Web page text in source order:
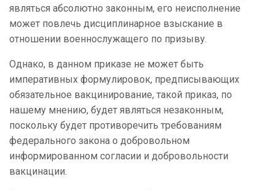
являться абсолютно законным, его неисполнение
может повлечь дисциплинарное взыскание в
отношении военнослужащего по призыву.
Однако, в данном приказе не может быть
императивных формулировок, предписывающих
обязательное вакцинирование, такой приказ, по
нашему мнению, будет являться незаконным,
поскольку будет противоречить требованиям
федерального закона о добровольном
информированном согласии и добровольности
вакцинации.